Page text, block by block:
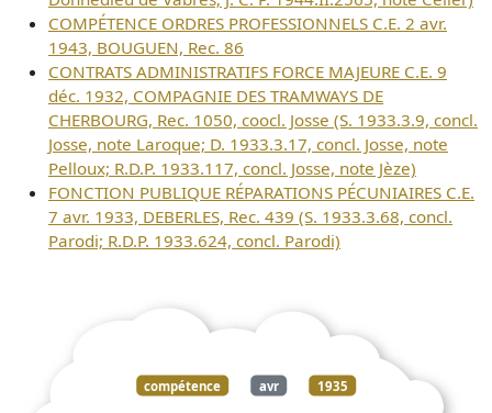
COMPÉTENCE ORDRES PROFESSIONNELS C.E. 2 avr.
1943, BOUGUEN, Rec. 86
CONTRATS ADMINISTRATIFS FORCE MAJEURE C.E. 9
déc. 1932, COMPAGNIE DES TRAMWAYS DE
CHERBOURG, Rec. 1050, coocl. Josse (S. 1933.3.9, concl.
Josse, note Laroque; D. 1933.3.17, concl. Josse, note
Pelloux; R.D.P. 1933.117, concl. Josse, note Jèze)
FONCTION PUBLIQUE RÉPARATIONS PÉCUNIAIRES C.E.
7 avr. 1933, DEBERLES, Rec. 439 (S. 1933.3.68, concl.
Parodi; R.D.P. 1933.624, concl. Parodi)
compétence avr 1935